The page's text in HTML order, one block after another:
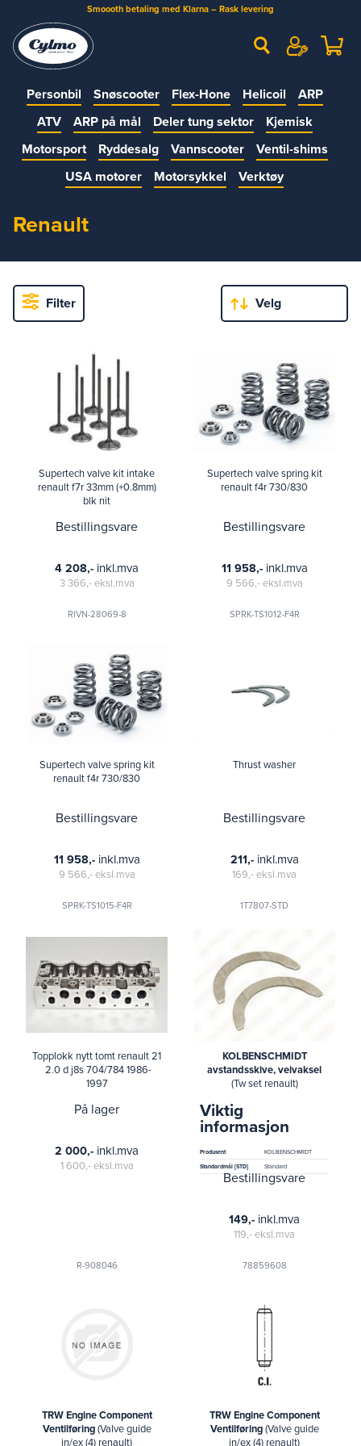
Smoooth betaling med Klarna – Rask levering
Personbil Snøscooter Flex-Hone Helicoil
ARP
ATV
ARP på mål Deler tung sektor
Kjemisk
Motorsport
Ryddesalg Vannscooter
Ventil-shims
USA motorer
Motorsykkel Verktøy
Renault
Filter
Supertech valve kit intake
renault f7r 33mm (+0.8mm)
blk nit
Bestillingsvare
RIVN-28069-8
4 208,- inkl.mva
3 366,-eksl.mva
Supertech valve spring kit
renault f4r 730/830
Bestillingsvare
SPRK-TS1012-F4R
11 958,- inkl.mva
9 566,-eksl.mva
Supertech valve spring kit
renault f4r 730/830
Bestillingsvare
SPRK-TS1015-F4R
11 958,- inkl.mva
9 566,-eksl.mva
Thrust washer
Bestillingsvare
1T7807-STD
211,- inkl.mva
169,-eksl.mva
Topplokk nytt tomt renault 21
2.0 d j8s 704/784 1986-
1997
På lager
R-908046
2 000,- inkl.mva
1 600,-eksl.mva
KOLBENSCHMIDT
avstandsskive, veivaksel
(Tw set renault)
Viktig
informasjon
Produsent
KOLBENSCHMIDT
Standardmål [STD]
Standard
Bestillingsvare
78859608
149,- inkl.mva
119,-eksl.mva
TRW Engine Component
Ventilføring(Valve guide
in/ex (4) renault)
TRW Engine Component
Ventilføring(Valve guide
in/ex (4) renault)